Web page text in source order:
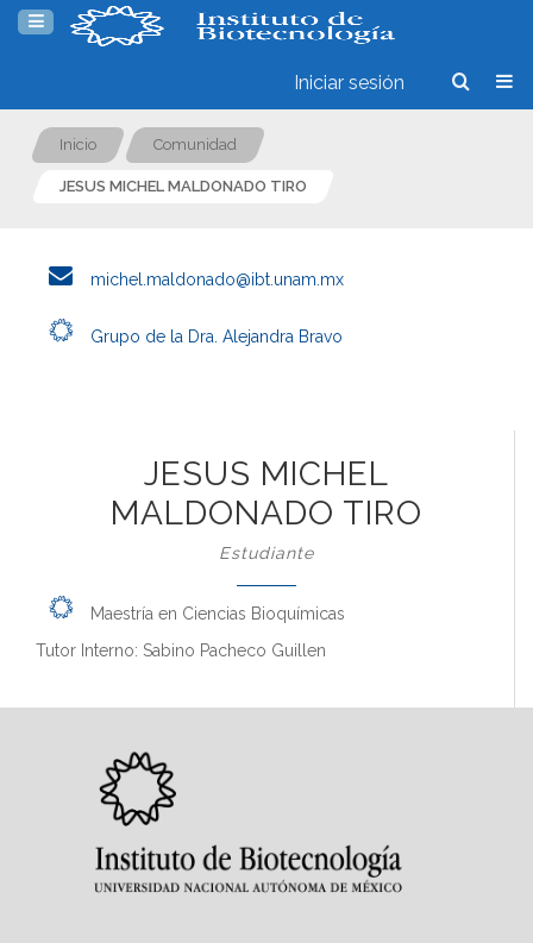
Iniciar sesión
Inicio Comunidad
JESUS MICHEL MALDONADO TIRO
michel.maldonado@ibt.unam.mx
Grupo de la Dra. Alejandra Bravo
JESUS MICHEL
MALDONADO TIRO
Estudiante
Maestría en Ciencias Bioquímicas
Tutor Interno: Sabino Pacheco Guillen